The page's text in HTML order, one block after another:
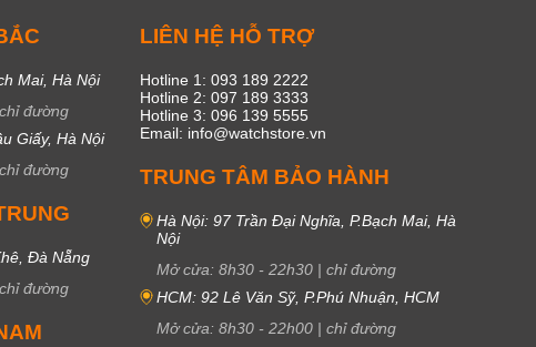
Mai, Hà Nội
chỉ đường
Giấy, Hà Nội
chỉ đường
Đà Nẵng
chỉ đường
LIÊN HỆ HỖ TRỢ
Hotline 1: 093 189 2222
Hotline 2: 097 189 3333
Hotline 3: 096 139 5555
Email: info@watchstore.vn
TRUNG TÂM BẢO HÀNH
Hà Nội: 97 Trần Đại Nghĩa, P.Bạch Mai, Hà
Nội
Mở cửa: 8h30 - 22h30 | chỉ đường
HCM: 92 Lê Văn Sỹ, P.Phú Nhuận, HCM
Mở cửa: 8h30 - 22h00 | chỉ đường